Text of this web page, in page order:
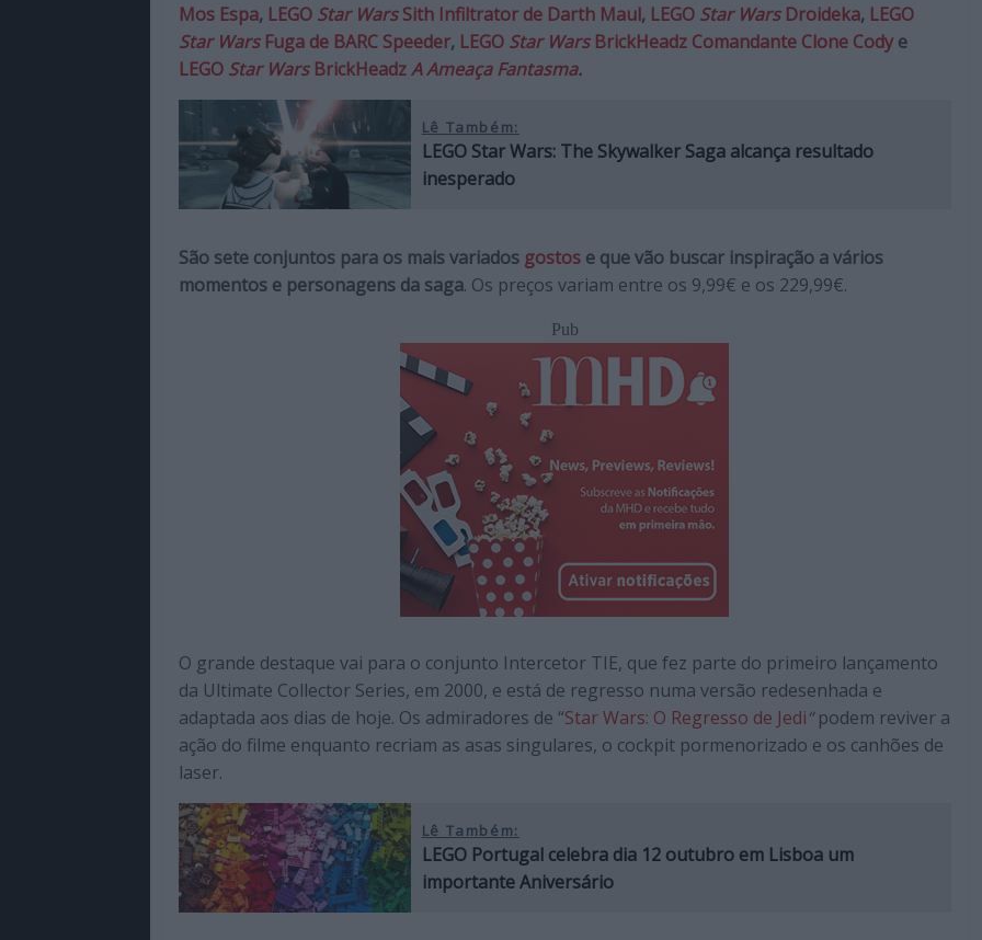
Mos Espa, LEGO Star WarsSith Infiltrator de Darth Maul, LEGO Star WarsDroideka, LEGO
Star WarsFuga de BARC Speeder, LEGO Star Wars BrickHeadz Comandante Clone Cody e
LEGO Star Wars BrickHeadzA Ameaça Fantasma.
Lê Também:
LEGO Star Wars: The Skywalker Saga alcança resultado
inesperado
São sete conjuntos para os mais variados gostos e que vão buscar inspiração a vários
momentos e personagens da saga. Os preços variam entre os 9,99€ e os 229,99€.
Pub
O grande destaque vai para o conjunto Intercetor TIE, que fez parte do primeiro lançamento
da Ultimate Collector Series, em 2000, e está de regresso numa versão redesenhada e
adaptada aos dias de hoje. Os admiradores de “Star Wars: O Regresso de Jedi“podem reviver a
ação do filme enquanto recriam as asas singulares, o cockpit pormenorizado e os canhões de
laser.
Lê Também:
LEGO Portugal celebra dia 12 outubro em Lisboa um
importante Aniversário